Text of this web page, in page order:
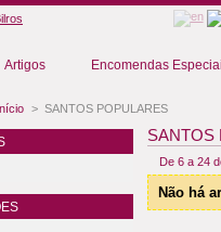
Artigos Encomendas
> SANTOS POPULARES
SANTOS
De 6 a 24
Não há